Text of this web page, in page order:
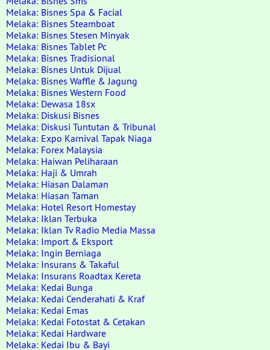
Melaka: Bisnes Spa & Facial
Melaka: Bisnes Steamboat
Melaka: Bisnes Stesen Minyak
Melaka: Bisnes Tablet Pc
Melaka: Bisnes Tradisional
Melaka: Bisnes Untuk Dijual
Melaka: Bisnes Waffle & Jagung
Melaka: Bisnes Western Food
Melaka: Dewasa 18sx
Melaka: Diskusi Bisnes
Melaka: Diskusi Tuntutan & Tribunal
Melaka: Expo Karnival Tapak Niaga
Melaka: Forex Malaysia
Melaka: Haiwan Peliharaan
Melaka: Haji & Umrah
Melaka: Hiasan Dalaman
Melaka: Hiasan Taman
Melaka: Hotel Resort Homestay
Melaka: Iklan Terbuka
Melaka: Iklan Tv Radio Media Massa
Melaka: Import & Eksport
Melaka: Ingin Berniaga
Melaka: Insurans & Takaful
Melaka: Insurans Roadtax Kereta
Melaka: Kedai Bunga
Melaka: Kedai Cenderahati & Kraf
Melaka: Kedai Emas
Melaka: Kedai Fotostat & Cetakan
Melaka: Kedai Hardware
Melaka: Kedai Ibu & Bayi